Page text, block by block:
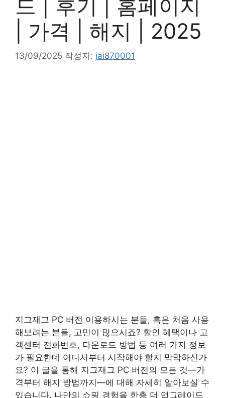
드 | 후기 | 홈페이지
| 가격 | 해지 | 2025
13/09/2025 작성자: jai870001
지그재그 PC 버전 이용하시는 분들, 혹은 처음 사용
해보려는 분들, 고민이 많으시죠? 할인 혜택이나 고
객센터 전화번호, 다운로드 방법 등 여러 가지 정보
가 필요한데 어디서부터 시작해야 할지 막막하신가
요? 이 글을 통해 지그재그 PC 버전의 모든 것—가
격부터 해지 방법까지—에 대해 자세히 알아보실 수
있습니다. 나만의 쇼핑 경험을 한층 더 업그레이드